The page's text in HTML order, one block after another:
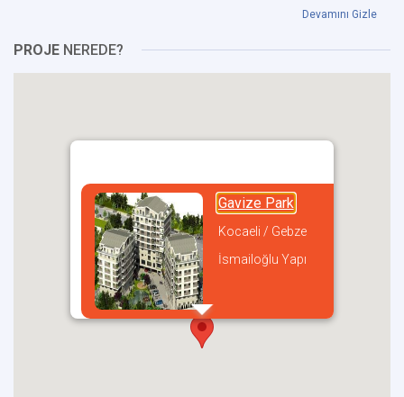
Devamını Gizle
PROJE NEREDE?
Gavize Park
Kocaeli / Gebze
İsmailoğlu Yapı